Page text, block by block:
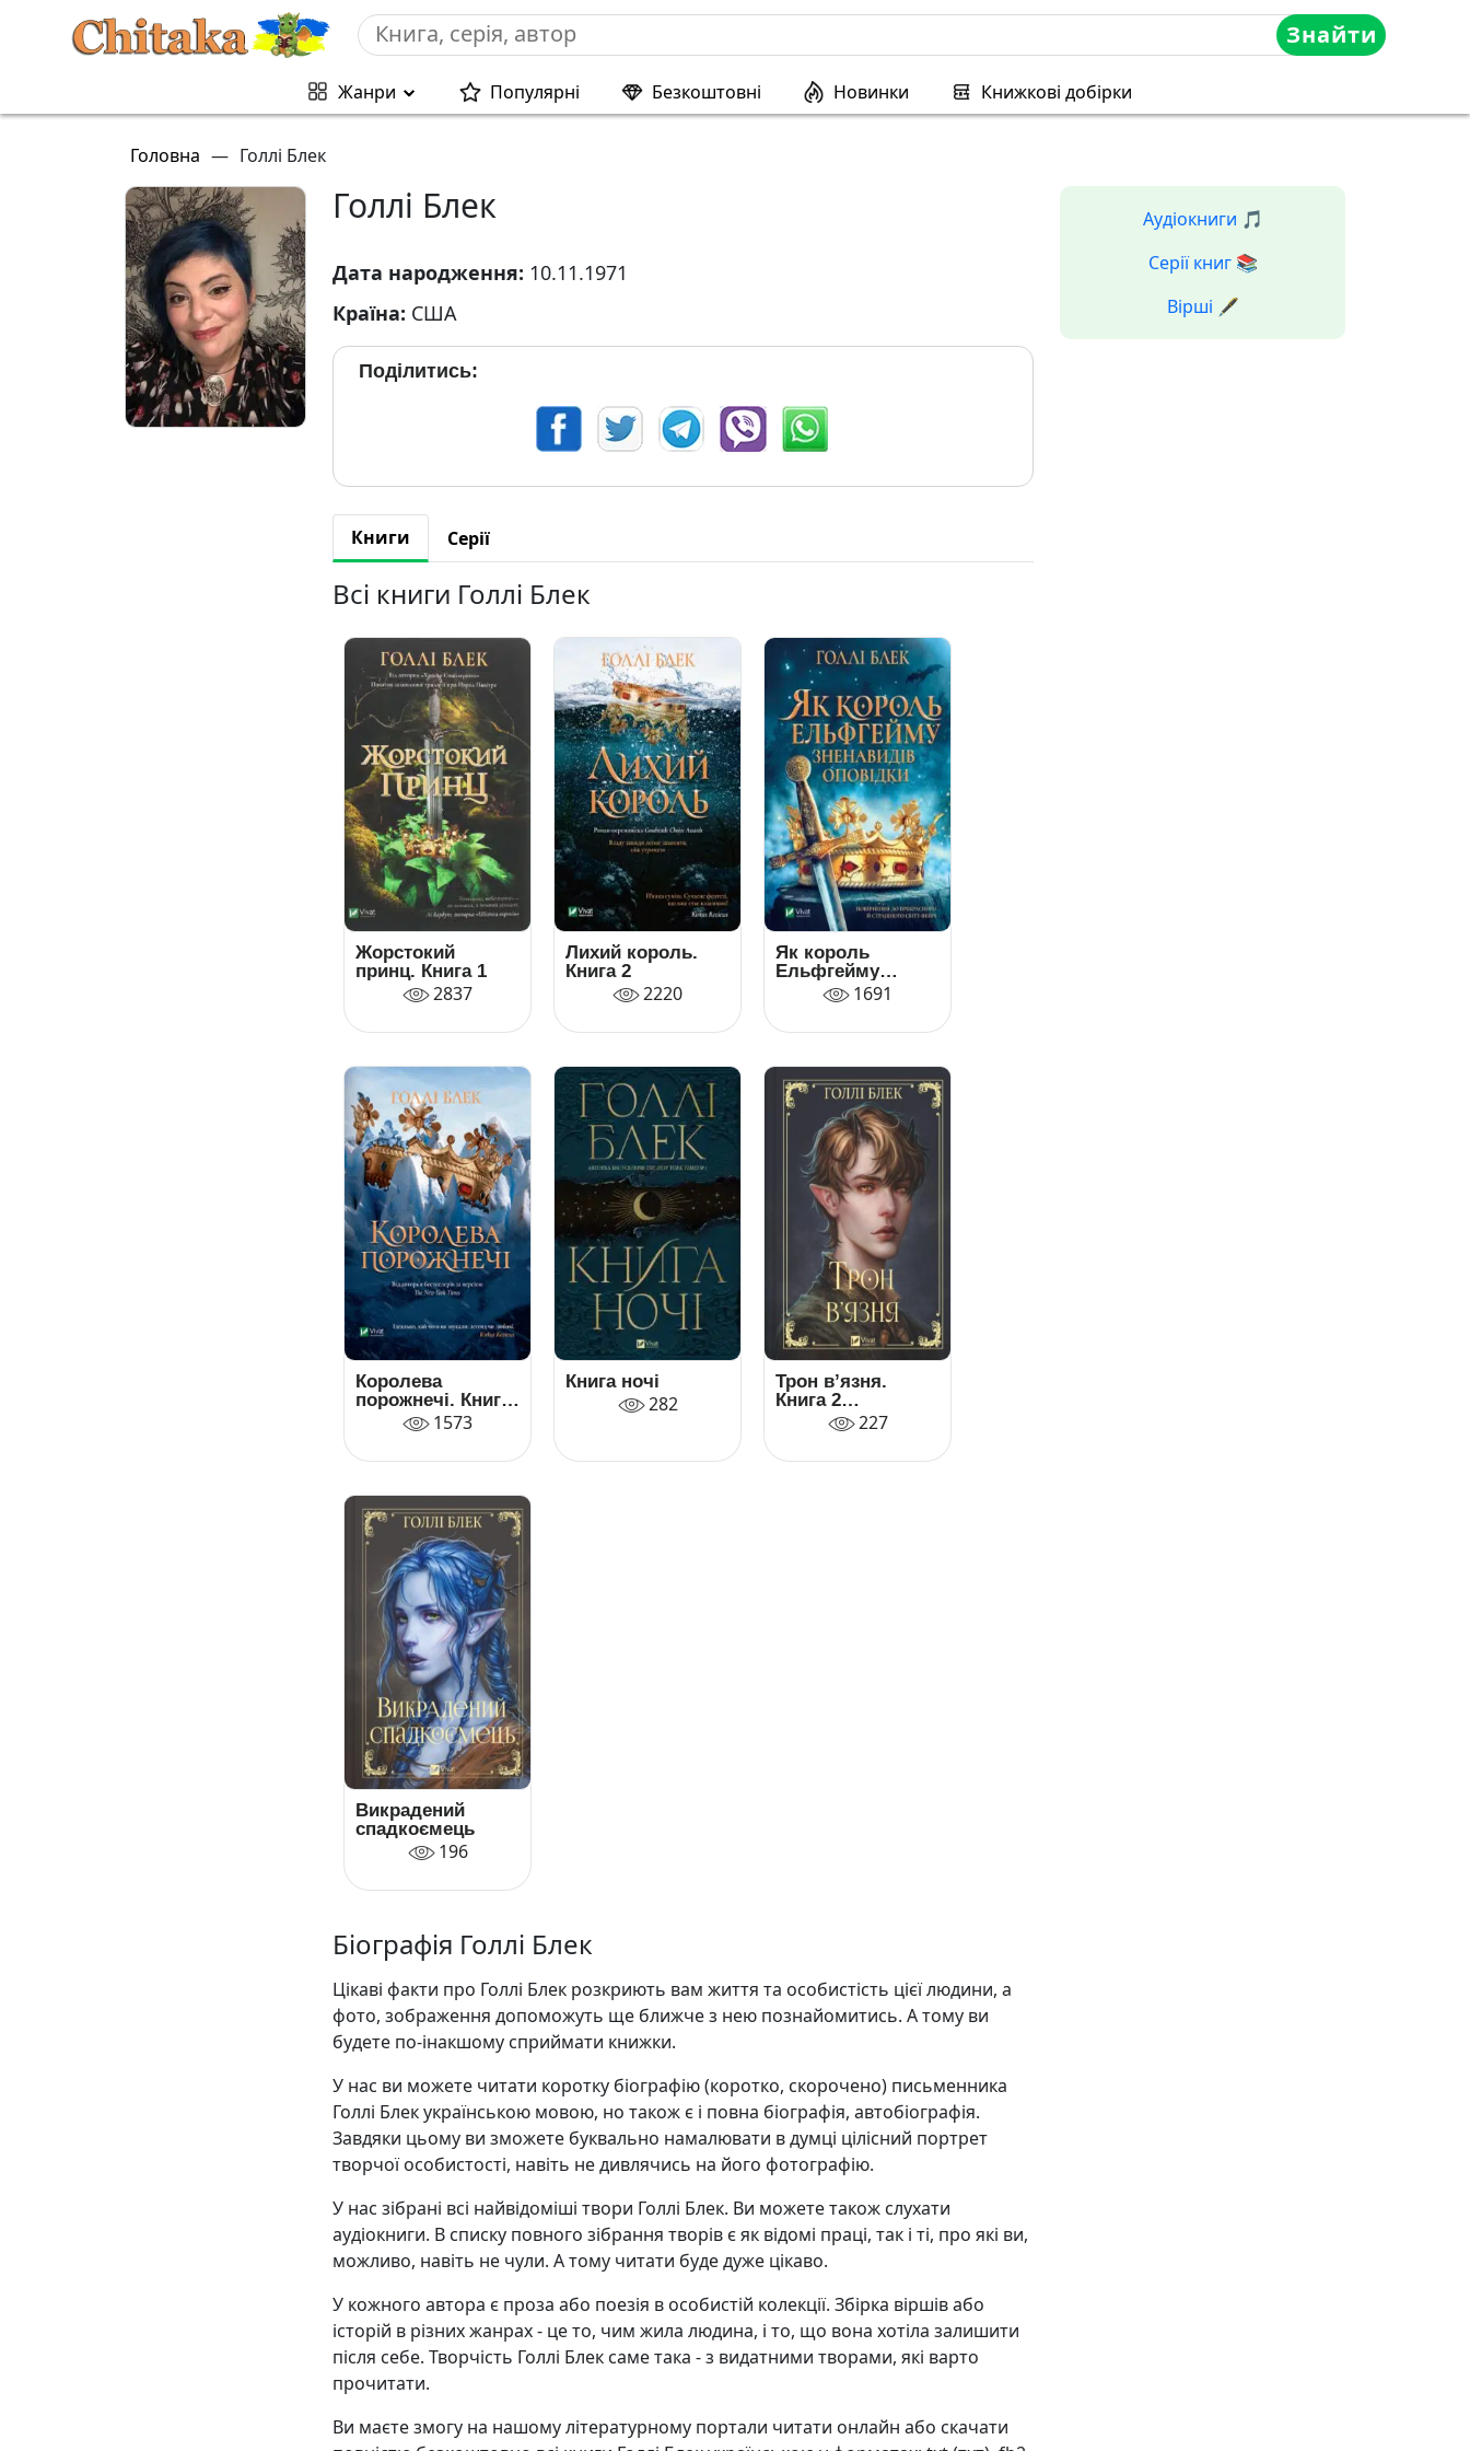
Знайти
Жанри Популярні Безкоштовні Новинки Книжкові добірки
Головна — Голлі Блек
Голлі Блек
Дата народження: 10.11.1971
Країна: США
Поділитись:
Книги Серії
Всі книги Голлі Блек
Жорстокий
принц. Книга 1
2837
Лихий король.
Книга 2
2220
Як король
Ельфгейму
зненавидів
оповідки
1691
Королева
порожнечі. Книга
1573
Книга ночі
282
Трон в’язня.
Книга 2
(Викрадений
спадкоємець)
227
Викрадений
спадкоємець
196
Біографія Голлі Блек
Цікаві факти про Голлі Блек розкриють вам життя та особистість цієї людини, а
фото, зображення допоможуть ще ближче з нею познайомитись. А тому ви
будете по-інакшому сприймати книжки.
У нас ви можете читати коротку біографію (коротко, скорочено) письменника
Голлі Блек українською мовою, но також є і повна біографія, автобіографія.
Завдяки цьому ви зможете буквально намалювати в думці цілісний портрет
творчої особистості, навіть не дивлячись на його фотографію.
У нас зібрані всі найвідоміші твори Голлі Блек. Ви можете також слухати
аудіокниги. В списку повного зібрання творів є як відомі праці, так і ті, про які ви,
можливо, навіть не чули. А тому читати буде дуже цікаво.
У кожного автора є проза або поезія в особистій колекції. Збірка віршів або
історій в різних жанрах - це то, чим жила людина, і то, що вона хотіла залишити
після себе. Творчість Голлі Блек саме така - з видатними творами, які варто
прочитати.
Ви маєте змогу на нашому літературному портали читати онлайн або скачати
Аудіокниги 🎵
Серії книг 📚
Вірші 🖋️